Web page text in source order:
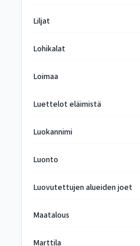
Liljat
Lohikalat
Loimaa
Luettelot eläimistä
Luokannimi
Luonto
Luovutettujen alueiden joet
Maatalous
Marttila